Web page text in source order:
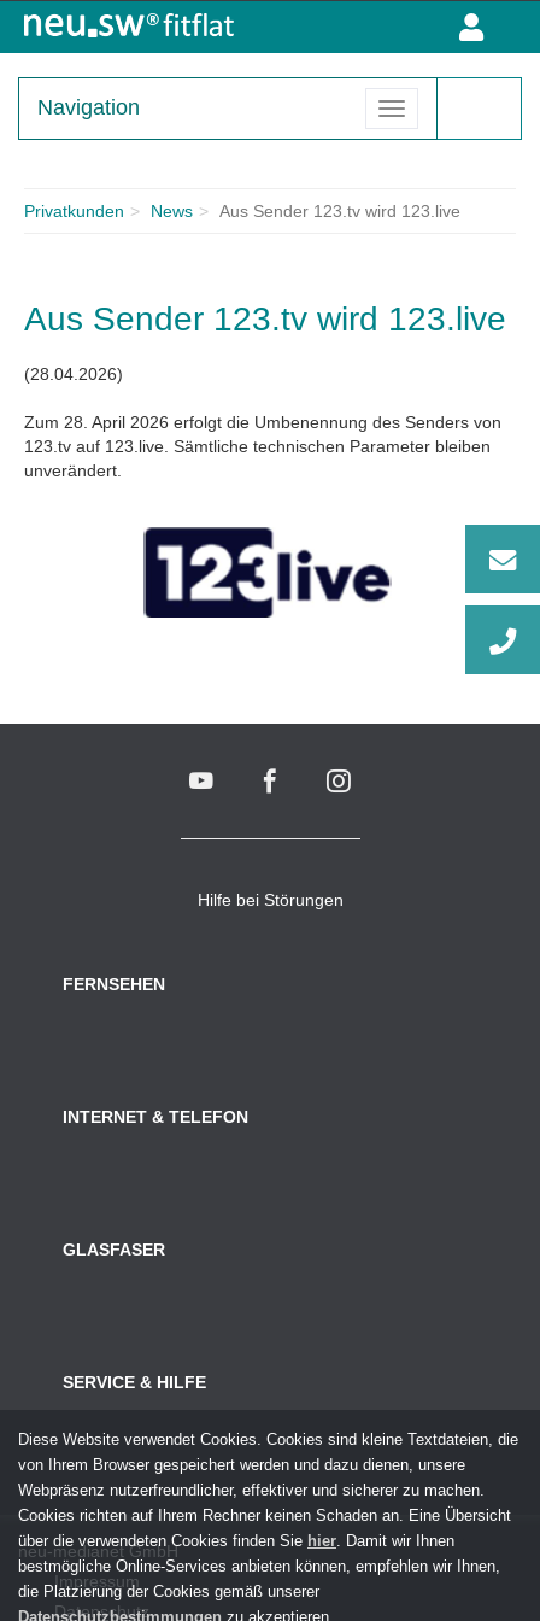
Navigation
Privatkunden News Aus Sender 123.tv wird 123.live
Aus Sender 123.tv wird 123.live
(28.04.2026)
Zum 28. April 2026 erfolgt die Umbenennung des Senders von
123.tv auf 123.live. Sämtliche technischen Parameter bleiben
unverändert.
Hilfe bei Störungen
FERNSEHEN
INTERNET & TELEFON
GLASFASER
SERVICE & HILFE
neu-medianet GmbH
Impressum
Datenschutz
Diese Website verwendet Cookies. Cookies sind kleine Textdateien, die
von Ihrem Browser gespeichert werden und dazu dienen, unsere
Webpräsenz nutzerfreundlicher, effektiver und sicherer zu machen.
Cookies richten auf Ihrem Rechner keinen Schaden an. Eine Übersicht
über die verwendeten Cookies finden Sie hier. Damit wir Ihnen
bestmögliche Online-Services anbieten können, empfehlen wir Ihnen,
die Platzierung der Cookies gemäß unserer
Datenschutzbestimmungen zu akzeptieren.